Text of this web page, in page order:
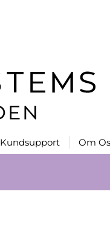
Kundsupport Om